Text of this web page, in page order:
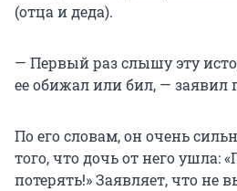
(отца и деда).
— Первый раз слышу эту
ее обижал или бил, —
По его словам, он очень
того, что дочь от него ушла:
потерять!» Заявляет, что не